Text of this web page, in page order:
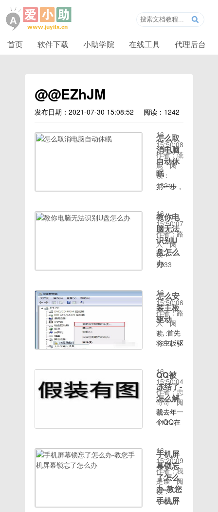
首页 软件下载 小助学院 在线工具 代理后台
@@EZhJM
发布日期：2021-07-30 15:08:52 阅读：1242
怎么取
消电脑
自动休
眠
第一步，
找到并打
开控制面
板，然后
再点“硬
件和声
音”。第
开之后，
找到并点
击“选择
电源计
划”。第
三步，然
划”里选
择“平
衡”，再
点“更改
计划设
置。第四
Win7安
装后，默
认的就是
选择"设
置电脑休
眠状
时间：
2020-08-
16
15:50:08
作者：谎
旎
阅
读：
1321
教你电
脑无法
识别U
盘怎么
办
机的U盘
不显
示 1.
首先，需
要检查U
盘是否损
更换计算
机并插
入，以检
查计算机
的USB接
口是否损
算机的
USB接口
正常，请
检查是否
禁用了U
盘，右键
时间：
16
15:50:07
作者：路
人
阅
读：
1533
怎么安
装主板
驱动
1，首先
将主板驱
驱，打开
主板驱动
程序文
件，选择
应用程序
文件。主
后在选择
的程序文
件上双
击，操作
后，会弹
出“英特
16
15:50:06
作者：路
人
阅
读：
1659
QQ被
冻结了-
怎么解
我去年一
个QQ在
被冻结
了，然后
绑定的手
机号也换
了，由于
是小号，
16
15:50:04
作者：忠
哥哥
阅
读：
1401
手机屏
幕锁忘
了怎么
办-教您
手机屏
16
15:20:09
作者：我
是谁
阅
读：
1609